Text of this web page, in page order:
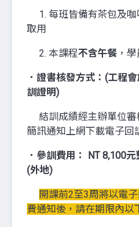
1. 每班皆備有茶包及咖
取用
2. 本課程不含午餐 ，
．證書核發方式：(工程
訓證明)
結訓成績經主辦單位審
簡訊通知上網下載電子回
．參訓費用： NT 8,100
(外地)
開課前2至3周將以電
費通知後，請在期限內以